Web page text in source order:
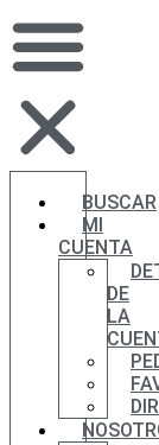
BUSCAR
MI
CUENTA
DE
LA